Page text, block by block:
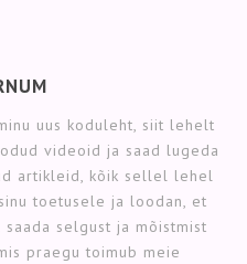
uus koduleht, siit lehelt
videoid ja saad lugeda
artikleid, kõik sellel lehel
toetusele ja loodan, et
saada selgust ja mõistmist
praegu toimub meie